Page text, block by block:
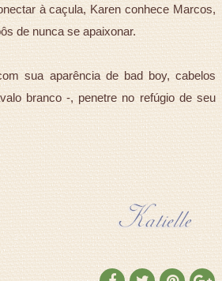
à caçula, Karen conhece Marcos,
de nunca se apaixonar.
sua aparência de bad boy, cabelos
branco -, penetre no refúgio de seu